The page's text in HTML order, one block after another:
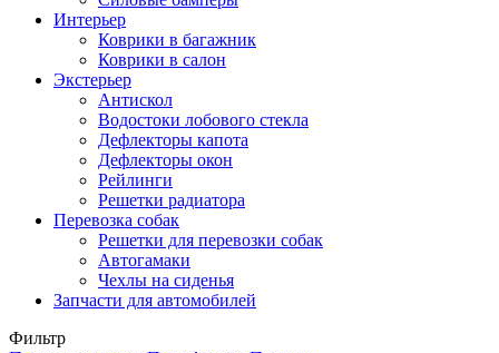
Интерьер
Коврики в багажник
Коврики в салон
Экстерьер
Антискол
Водостоки лобового стекла
Дефлекторы капота
Дефлекторы окон
Рейлинги
Решетки радиатора
Перевозка собак
Решетки для перевозки собак
Автогамаки
Чехлы на сиденья
Запчасти для автомобилей
Фильтр